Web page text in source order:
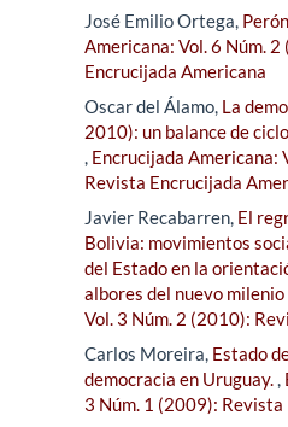
José Emilio Ortega,
Americana: Vol. 6 Núm.
Encrucijada Americana
Oscar del Álamo, La
2010): un balance de
, Encrucijada Americana:
Revista Encrucijada
Javier Recabarren, El
Bolivia: movimientos
del Estado en la
albores del nuevo milenio
Vol. 3 Núm. 2 (2010):
Carlos Moreira, Estado
democracia en Uruguay.,
3 Núm. 1 (2009):